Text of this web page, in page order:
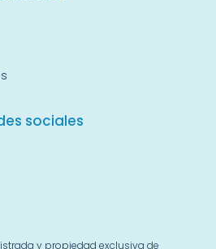
sociales
y propiedad exclusiva de